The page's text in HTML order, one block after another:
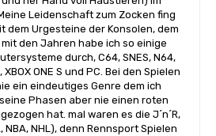
Leidenschaft zum Zocken fing
dem Urgesteine der Konsolen, dem
mit den Jahren habe ich so einige
durch, C64, SNES, N64,
XBOX ONE S und PC. Bei den Spielen
ein eindeutiges Genre dem ich
Phasen aber nie einen roten
hat. mal waren es die J´n´R,
NBA, NHL), denn Rennsport Spielen